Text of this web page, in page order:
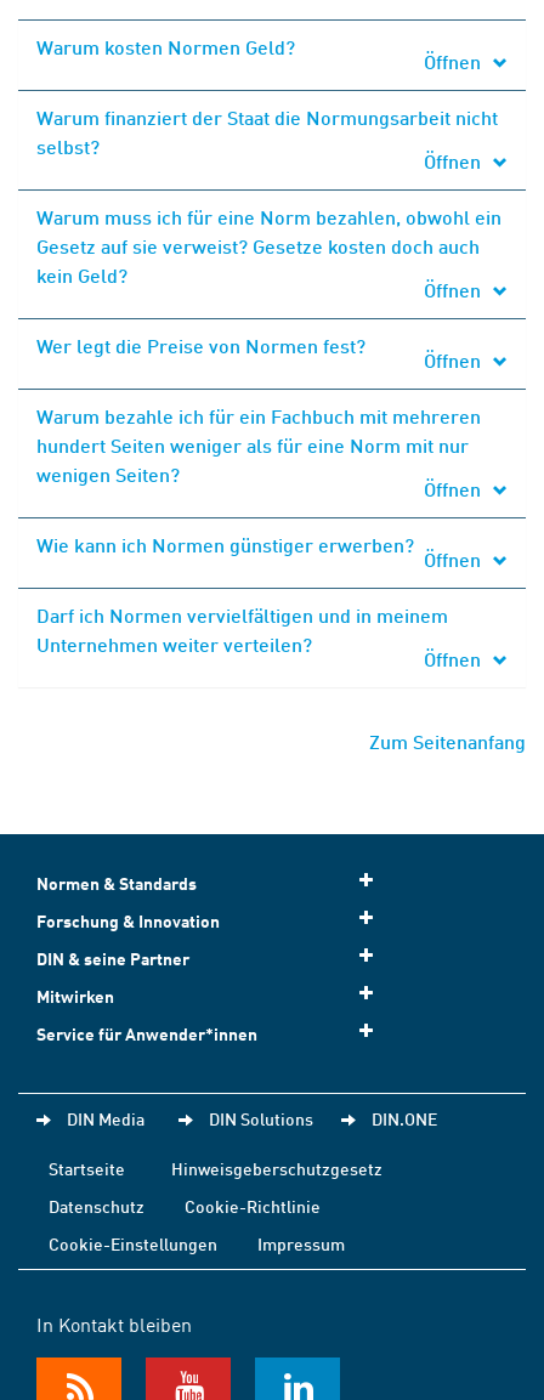
Warum kosten Normen Geld?
Öffnen
Warum finanziert der Staat die Normungsarbeit nicht
selbst?
Öffnen
Warum muss ich für eine Norm bezahlen, obwohl ein
Gesetz auf sie verweist? Gesetze kosten doch auch
kein Geld?
Öffnen
Wer legt die Preise von Normen fest?
Öffnen
Warum bezahle ich für ein Fachbuch mit mehreren
hundert Seiten weniger als für eine Norm mit nur
wenigen Seiten?
Öffnen
Wie kann ich Normen günstiger erwerben?
Öffnen
Darf ich Normen vervielfältigen und in meinem
Unternehmen weiter verteilen?
Öffnen
Zum Seitenanfang
Normen & Standards
Forschung & Innovation
DIN & seine Partner
Mitwirken
Service für Anwender*innen
DIN Media DIN Solutions DIN.ONE
Startseite
Hinweisgeberschutzgesetz
Datenschutz
Cookie-Richtlinie
Cookie-Einstellungen
Impressum
In Kontakt bleiben